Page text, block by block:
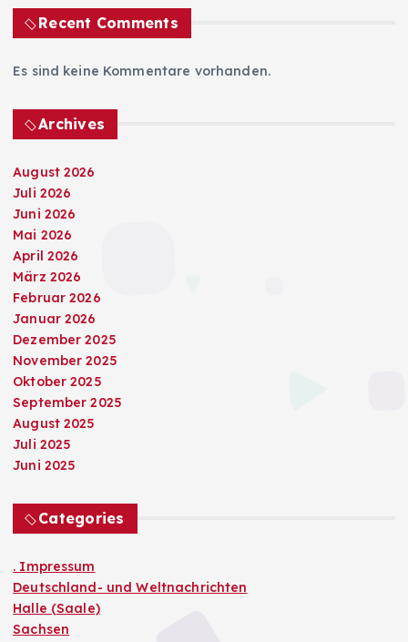
Recent Comments
Es sind keine Kommentare vorhanden.
Archives
August 2026
Juli 2026
Juni 2026
Mai 2026
April 2026
März 2026
Februar 2026
Januar 2026
Dezember 2025
November 2025
Oktober 2025
September 2025
August 2025
Juli 2025
Juni 2025
Categories
. Impressum
Deutschland- und Weltnachrichten
Halle (Saale)
Sachsen